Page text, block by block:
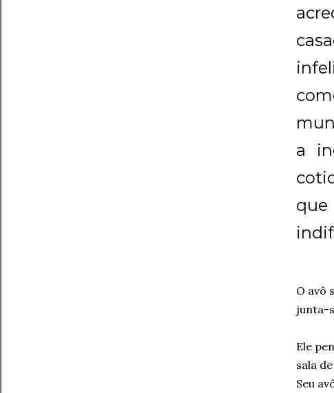
a
que
O avô
junta-
Ele
sala
Seu